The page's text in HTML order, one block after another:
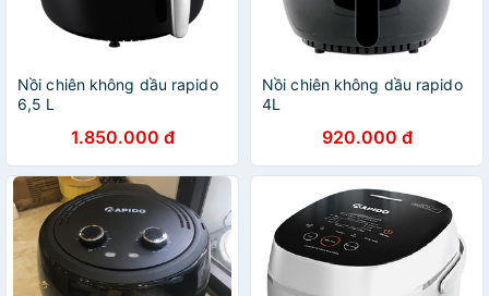
Nồi chiên không dầu rapido
6,5 L
1.850.000 đ
Nồi chiên không dầu rapido
4L
920.000 đ